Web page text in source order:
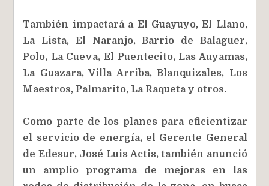
También impactará a El Guayuyo, El Llano,
La Lista, El Naranjo, Barrio de Balaguer,
Polo, La Cueva, El Puentecito, Las Auyamas,
La Guazara, Villa Arriba, Blanquizales, Los
Maestros, Palmarito, La Raqueta y otros.
Como parte de los planes para eficientizar
el servicio de energía, el Gerente General
de Edesur, José Luis Actis, también anunció
un amplio programa de mejoras en las